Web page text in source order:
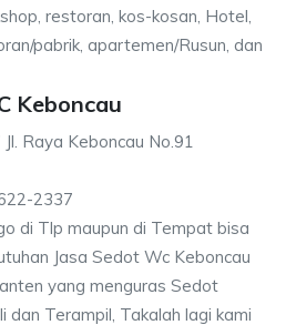
restoran, kos-kosan, Hotel,
pabrik, apartemen/Rusun, dan
Keboncau
Raya Keboncau No.91
2337
di Tlp maupun di Tempat bisa
Jasa Sedot Wc Keboncau
yang menguras Sedot
dan Terampil, Takalah lagi kami